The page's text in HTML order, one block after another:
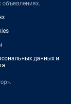
данных и